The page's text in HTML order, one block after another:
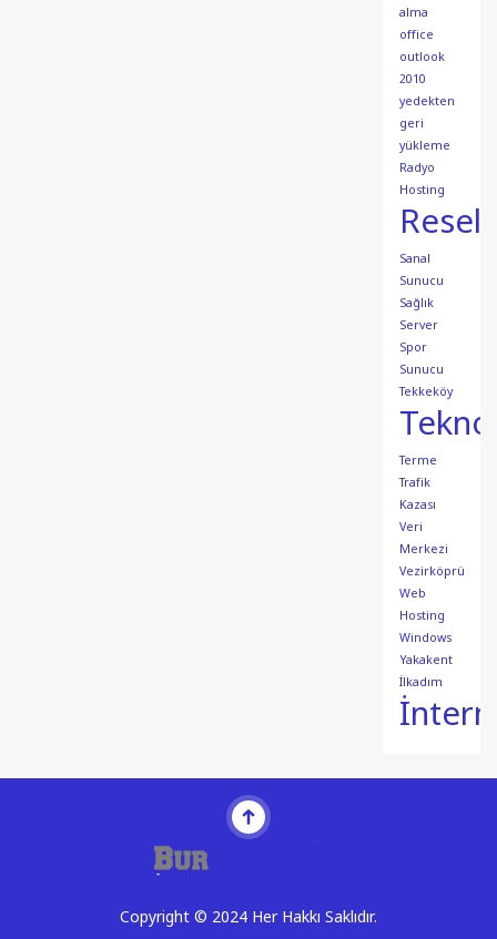
alma
office
outlook
2010
yedekten
geri
yükleme
Radyo
Hosting
Sanal
Sunucu
Sağlık
Server
Spor
Sunucu
Tekkeköy
Terme
Trafik
Kazası
Veri
Merkezi
Vezirköprü
Web
Hosting
Windows
Yakakent
İlkadım
Copyright © 2024 Her Hakkı Saklıdır.